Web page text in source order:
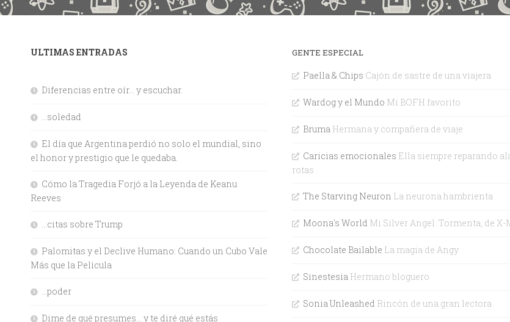
ULTIMAS ENTRADAS
Diferencias entre oír… y escuchar.
…soledad
El día que Argentina perdió no solo el mundial, sino
el honor y prestigio que le quedaba.
Cómo la Tragedia Forjó a la Leyenda de Keanu
Reeves
…citas sobre Trump
Palomitas y el Declive Humano: Cuando un Cubo Vale
Más que la Película
…poder
Dime de qué presumes… y te diré qué estás
GENTE ESPECIAL
Paella & Chips Cajón de sastre de una viajera
Wardog y el Mundo Mi BOFH favorito
Bruma Hermana y compañera de viaje
Caricias emocionales Ella siempre reparando
rotas
The Starving Neuron La neurona hambrienta
Moona's World Mi Silver Angel. Tormenta, de X-
Chocolate Bailable La magia de Angy
Sinestesia Hermano bloguero
Sonia Unleashed Rincón de una gran lectora